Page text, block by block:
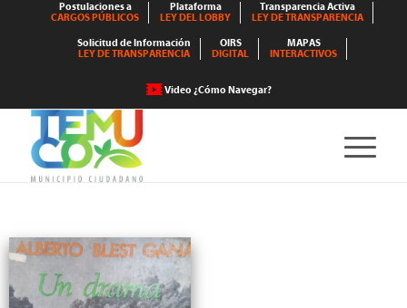
Postulaciones a
CARGOS PÚBLICOS
Plataforma
LEY DEL LOBBY
Transparencia Activa
LEY DE TRANSPARENCIA
Solicitud de Información
LEY DE TRANSPARENCIA
OIRS
DIGITAL
MAPAS
INTERACTIVOS
Video ¿Cómo Navegar?